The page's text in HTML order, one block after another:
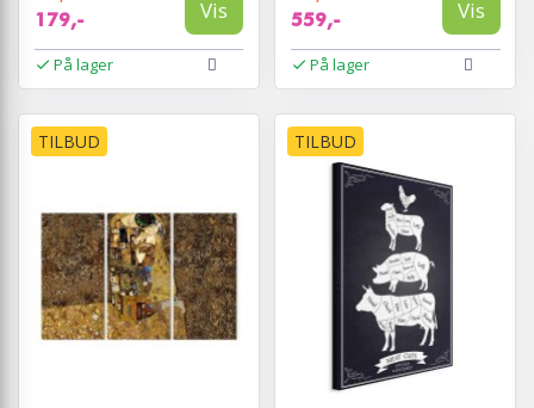
179,- Vis
På lager
559,- Vis
På lager
TILBUD TILBUD